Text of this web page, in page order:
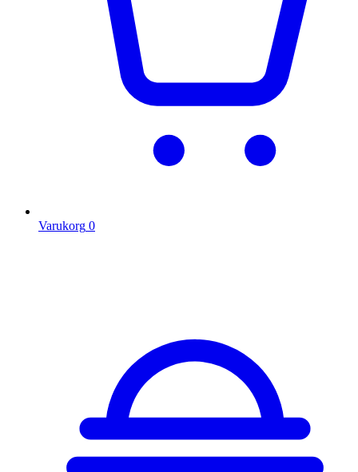
Varukorg 0